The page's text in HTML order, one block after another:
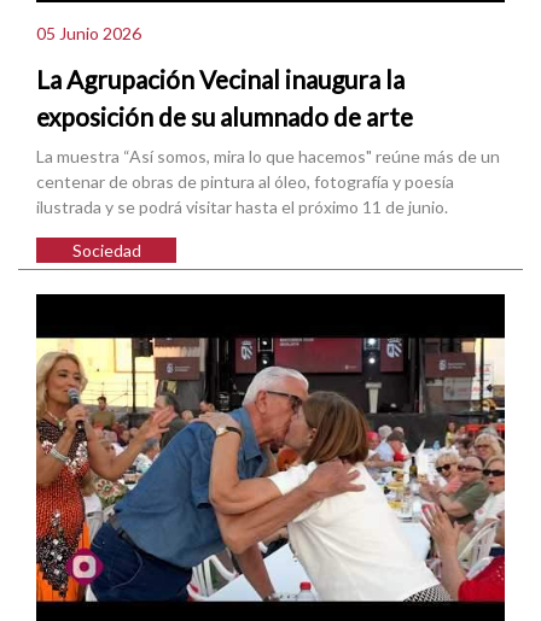
05 Junio 2026
La Agrupación Vecinal inaugura la
exposición de su alumnado de arte
La muestra “Así somos, mira lo que hacemos" reúne más de un
centenar de obras de pintura al óleo, fotografía y poesía
ilustrada y se podrá visitar hasta el próximo 11 de junio.
Sociedad